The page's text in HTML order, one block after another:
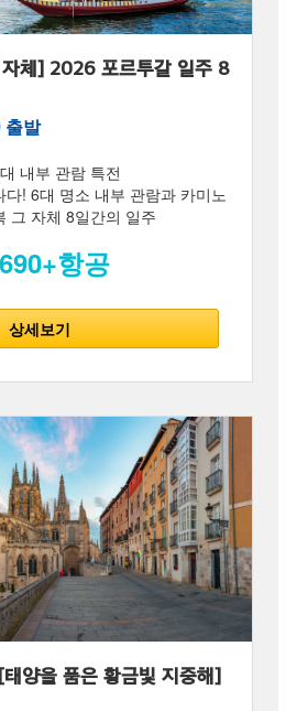
체] 2026 포르투갈 일주 8
출발
내부 관람 특전
! 6대 명소 내부 관람과 카미노
그 자체 8일간의 일주
항공
상세보기
양을 품은 황금빛 지중해]